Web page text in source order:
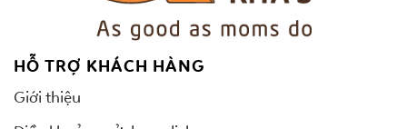
HỖ TRỢ KHÁCH HÀNG
Giới thiệu